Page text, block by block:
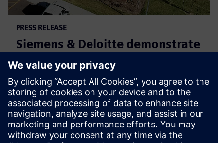
PRESS RELEASE
Siemens & Deloitte demonstrate
Industry 4.0 innovation at The
Smart Factory @ Wichita
19 януари 2023 г.